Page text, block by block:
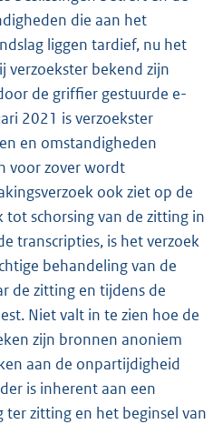
die aan het
liggen tardief, nu het
verzoekster bekend zijn
de griffier gestuurde e-
2021 is verzoekster
en omstandigheden
voor zover wordt
ook ziet op de
tot schorsing van de zitting in
transcripties, is het verzoek
behandeling van de
de zitting en tijdens de
Niet valt in te zien hoe de
zijn bronnen anoniem
aan de onpartijdigheid
is inherent aan een
zitting en het beginsel van